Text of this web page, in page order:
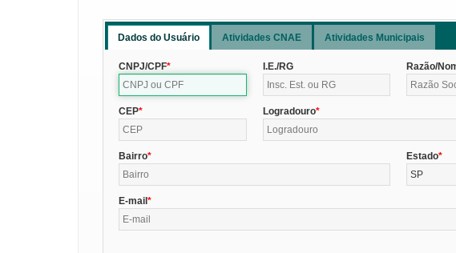
Dados do Usuário Atividades CNAE Atividades Municipais
CNPJ/CPF I.E./RG Razão/
CEP Logradouro
Bairro
Estado
SP
E-mail